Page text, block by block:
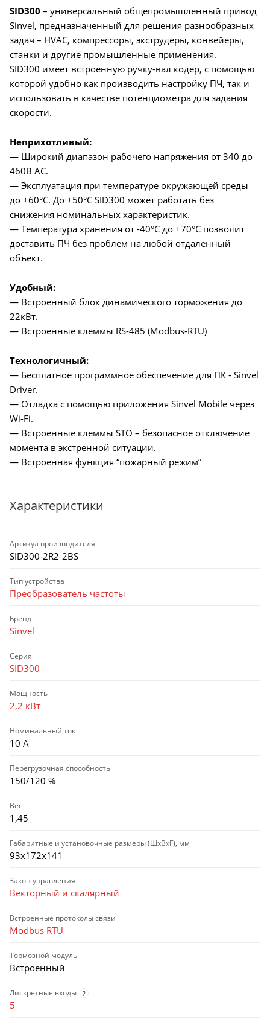
SID300 – универсальный общепромышленный привод
Sinvel, предназначенный для решения разнообразных
задач – HVAC, компрессоры, экструдеры, конвейеры,
станки и другие промышленные применения.
SID300 имеет встроенную ручку-вал кодер, с помощью
которой удобно как производить настройку ПЧ, так и
использовать в качестве потенциометра для задания
скорости.
Неприхотливый:
— Широкий диапазон рабочего напряжения от 340 до
460В AC.
— Эксплуатация при температуре окружающей среды
до +60°C. До +50°C SID300 может работать без
снижения номинальных характеристик.
— Температура хранения от -40°C до +70°C позволит
доставить ПЧ без проблем на любой отдаленный
объект.
Удобный:
— Встроенный блок динамического торможения до
22кВт.
— Встроенные клеммы RS-485 (Modbus-RTU)
Технологичный:
— Бесплатное программное обеспечение для ПК - Sinvel
Driver.
— Отладка с помощью приложения Sinvel Mobile через
Wi-Fi.
— Встроенные клеммы STO – безопасное отключение
момента в экстренной ситуации.
— Встроенная функция “пожарный режим”
Характеристики
Артикул производителя
SID300-2R2-2BS
Тип устройства
Преобразователь частоты
Бренд
Sinvel
Серия
SID300
Мощность
2,2 кВт
Номинальный ток
10 А
Перегрузочная способность
150/120 %
Вес
1,45
Габаритные и установочные размеры (ШхВхГ), мм
93х172х141
Закон управления
Векторный и скалярный
Встроенные протоколы связи
Modbus RTU
Тормозной модуль
Встроенный
Дискретные входы ?
5